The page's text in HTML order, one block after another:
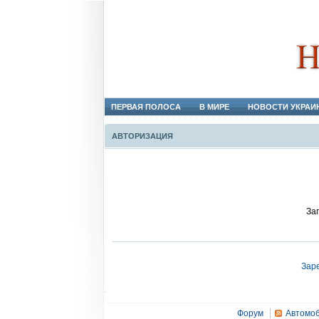
ПЕРВАЯ ПОЛОСА В МИРЕ НОВОСТИ
АВТОРИЗАЦИЯ
Форум